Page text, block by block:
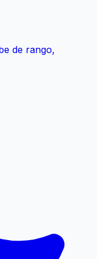
de rango,